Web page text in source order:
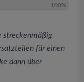
100%
streckenmäßig
für einen
dann über